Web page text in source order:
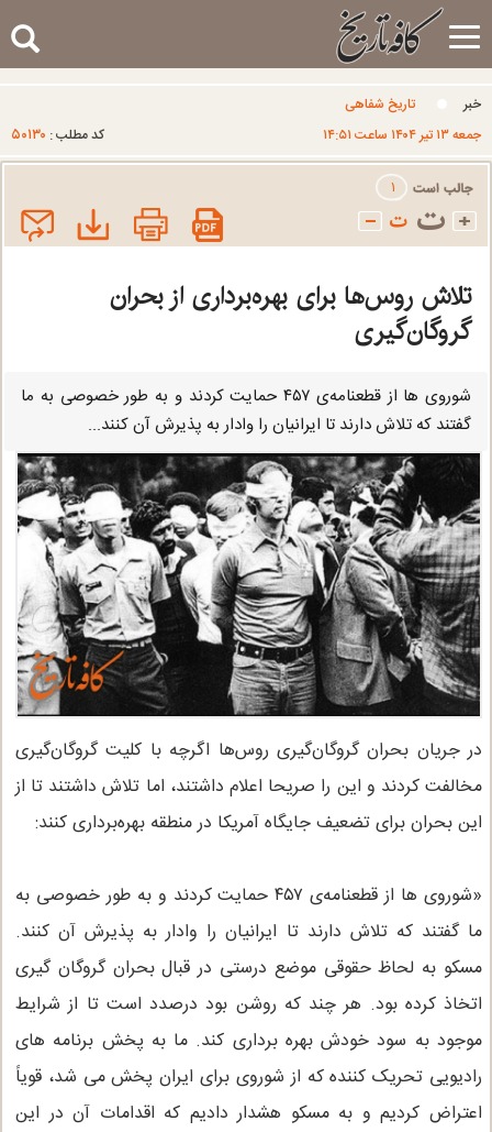
Toggle
navigation
خبر
تاریخ شفاهی
جمعه ۱۳ تير ۱۴۰۴ ساعت ۱۴:۵۱
کد مطلب : ۵۰۱۳۰
۱
تلاش روس‌ها برای بهره‌برداری از بحران
گروگان‌گیری
شوروی ها از قطعنامه‌ی ٤٥٧ حمایت کردند و به طور خصوصی به ما
گفتند که تلاش دارند تا ایرانیان را وادار به پذیرش آن کنند...
در جریان بحران گروگان‌گیری روس‌ها اگرچه با کلیت گروگان‌گیری
مخالفت کردند و این را صریحا اعلام داشتند، اما تلاش داشتند تا از
این بحران برای تضعیف جایگاه آمریکا در منطقه بهره‌برداری کنند:
«شوروی ها از قطعنامه‌ی ٤٥٧ حمایت کردند و به طور خصوصی به
ما گفتند که تلاش دارند تا ایرانیان را وادار به پذیرش آن کنند.
مسکو به لحاظ حقوقی موضع درستی در قبال بحران گروگان گیری
اتخاذ کرده بود. هر چند که روشن بود درصدد است تا از شرایط
موجود به سود خودش بهره برداری کند. ما به پخش برنامه های
رادیویی تحریک کننده که از شوروی برای ایران پخش می شد، قویاً
اعتراض کردیم و به مسکو هشدار دادیم که اقدامات آن در این